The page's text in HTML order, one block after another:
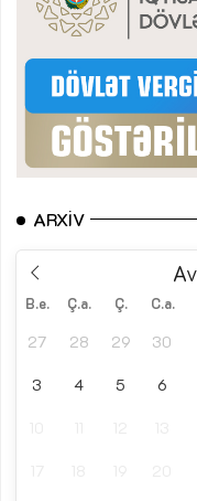
ARXIV
B.e. Ç.a. Ç. C.a.
27 28 29 30
3 4 5 6